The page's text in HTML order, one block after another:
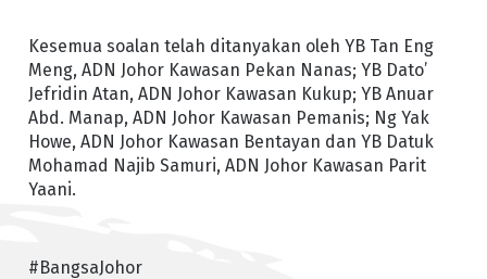
Kesemua soalan telah ditanyakan oleh YB Tan Eng
Meng, ADN Johor Kawasan Pekan Nanas; YB Dato’
Jefridin Atan, ADN Johor Kawasan Kukup; YB Anuar
Abd. Manap, ADN Johor Kawasan Pemanis; Ng Yak
Howe, ADN Johor Kawasan Bentayan dan YB Datuk
Mohamad Najib Samuri, ADN Johor Kawasan Parit
Yaani.
#BangsaJohor